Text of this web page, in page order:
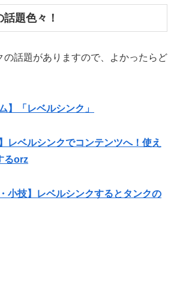
題色々！
の話題がありますので、よかったらど
】「レベルシンク」
レベルシンクでコンテンツへ！使え
るorz
小技】レベルシンクするとタンクの